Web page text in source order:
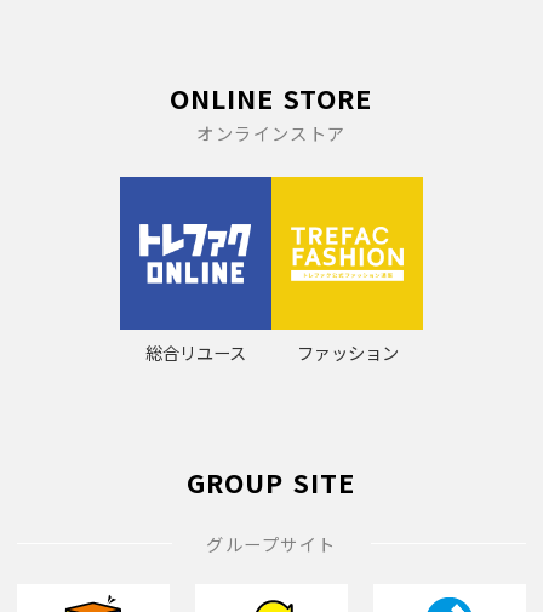
ONLINE STORE
オンラインストア
総合リユース ファッション
GROUP SITE
グループサイト